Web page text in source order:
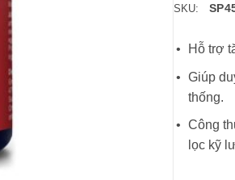
SKU:
Hỗ trợ
Giúp
thống.
Công
lọc kỹ